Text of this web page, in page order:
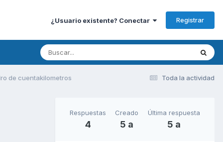
¿Usuario existente? Conectar Registrar
Toda la actividad
de cuentakilometros
Respuestas
4
Creado
5 a
Última respuesta
5 a